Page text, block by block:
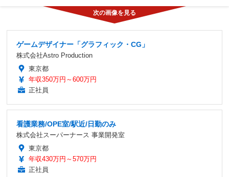
ゲームデザイナー「グラフィック・CG」
株式会社Astro Production
東京都
年収350万円～600万円
正社員
看護業務/OPE室/駅近/日勤のみ
株式会社スーパーナース 事業開発室
東京都
年収430万円～570万円
正社員